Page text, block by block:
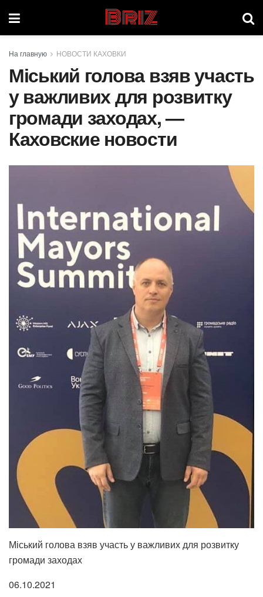
Briz
На главную НОВОСТИ КАХОВКИ
Міський голова взяв участь
у важливих для розвитку
громади заходах, —
Каховские новости
Міський голова взяв участь у важливих для розвитку
громади заходах
06.10.2021